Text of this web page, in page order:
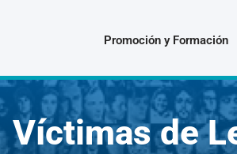
Promoción y Formación
Víctimas de